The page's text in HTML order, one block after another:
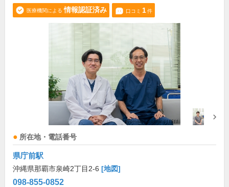
医療機関による 情報認証済み 口コミ 1件
所在地・電話番号
県庁前駅
沖縄県那覇市泉崎2丁目2-6 [地図]
098-855-0852